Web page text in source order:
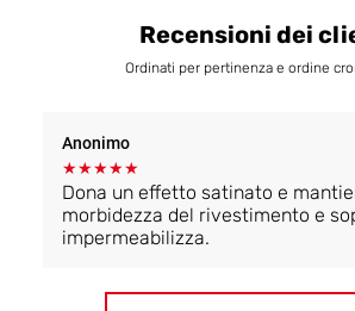
Recensioni dei
Ordinati per pertinenza e ordine
Anonimo
★★★★★
Dona un effetto satinato e
morbidezza del rivestimento e
impermeabilizza.